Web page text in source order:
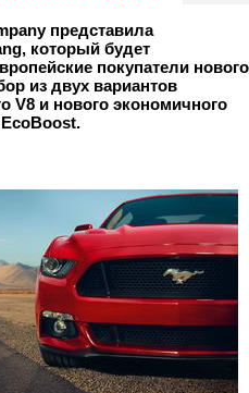
представила
который будет
покупатели нового
из двух вариантов
V8 и нового экономичного